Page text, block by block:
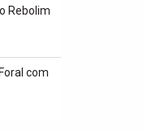
Rebolim
com